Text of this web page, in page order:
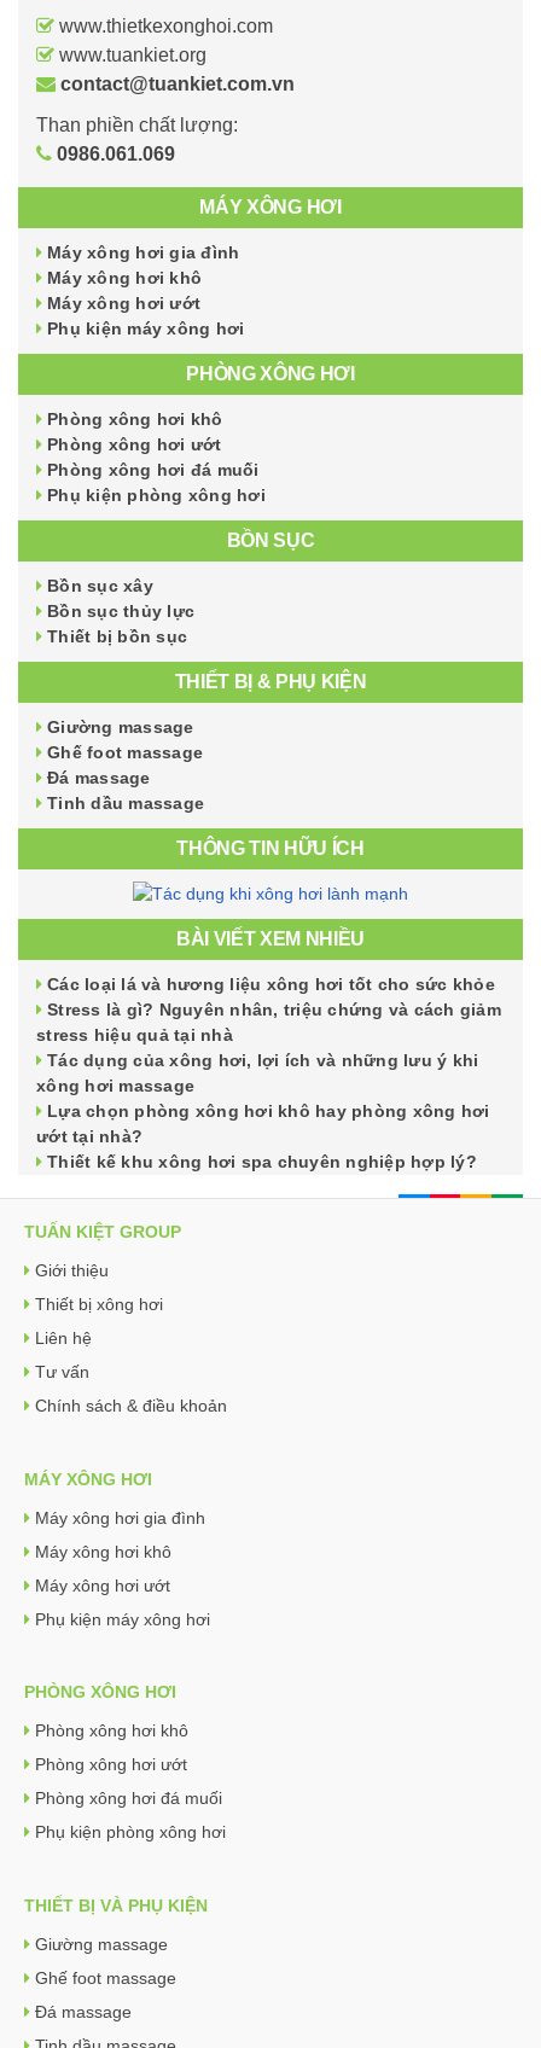
www.thietkexonghoi.com
www.tuankiet.org
contact@tuankiet.com.vn
Than phiền chất lượng:
0986.061.069
MÁY XÔNG HƠI
Máy xông hơi gia đình
Máy xông hơi khô
Máy xông hơi ướt
Phụ kiện máy xông hơi
PHÒNG XÔNG HƠI
Phòng xông hơi khô
Phòng xông hơi ướt
Phòng xông hơi đá muối
Phụ kiện phòng xông hơi
BỒN SỤC
Bồn sục xây
Bồn sục thủy lực
Thiết bị bồn sục
THIẾT BỊ & PHỤ KIỆN
Giường massage
Ghế foot massage
Đá massage
Tinh dầu massage
THÔNG TIN HỮU ÍCH
BÀI VIẾT XEM NHIỀU
Các loại lá và hương liệu xông hơi tốt cho sức khỏe
Stress là gì? Nguyên nhân, triệu chứng và cách giảm
stress hiệu quả tại nhà
Tác dụng của xông hơi, lợi ích và những lưu ý khi
xông hơi massage
Lựa chọn phòng xông hơi khô hay phòng xông hơi
ướt tại nhà?
Thiết kế khu xông hơi spa chuyên nghiệp hợp lý?
TUẤN KIỆT GROUP
Giới thiệu
Thiết bị xông hơi
Liên hệ
Tư vấn
Chính sách & điều khoản
MÁY XÔNG HƠI
Máy xông hơi gia đình
Máy xông hơi khô
Máy xông hơi ướt
Phụ kiện máy xông hơi
PHÒNG XÔNG HƠI
Phòng xông hơi khô
Phòng xông hơi ướt
Phòng xông hơi đá muối
Phụ kiện phòng xông hơi
THIẾT BỊ VÀ PHỤ KIỆN
Giường massage
Ghế foot massage
Đá massage